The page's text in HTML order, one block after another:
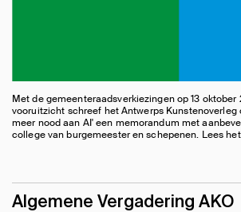
Met de gemeenteraadsverkiezingen op 13 oktober
vooruitzicht schreef het Antwerps Kunstenoverleg
meer nood aan AI' een memorandum met
college van burgemeester en schepenen. Lees het
Algemene Vergadering AKO